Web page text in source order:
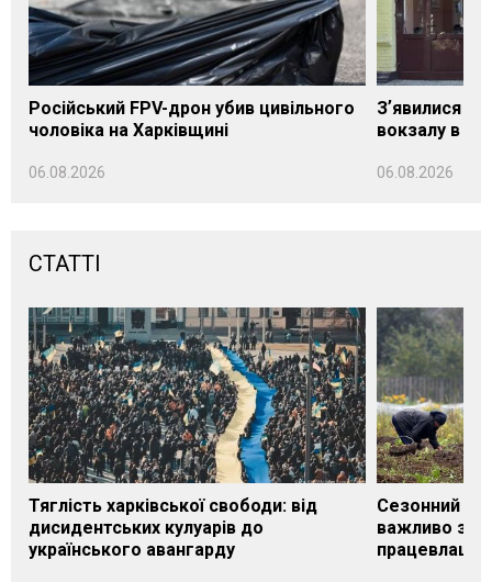
Російський FPV-дрон убив цивільного
чоловіка на Харківщині
06.08.2026
Зʼявилися
вокзалу в
06.08.2026
СТАТТІ
Тяглість харківської свободи: від
дисидентських кулуарів до
українського авангарду
Сезонний
важливо